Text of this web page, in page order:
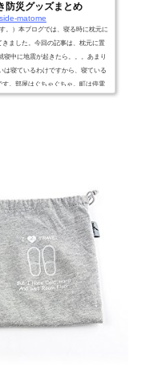
防災グッズまとめ
matome
。）本ブログでは、寝る時に枕元に
ました。今回の記事は、枕元に置
寝中に地震が起きたら。。。あまり
は寝ているわけですから、寝ている
。部屋はぐちゃぐちゃ。町は停電
すらわからないかもしれない。防